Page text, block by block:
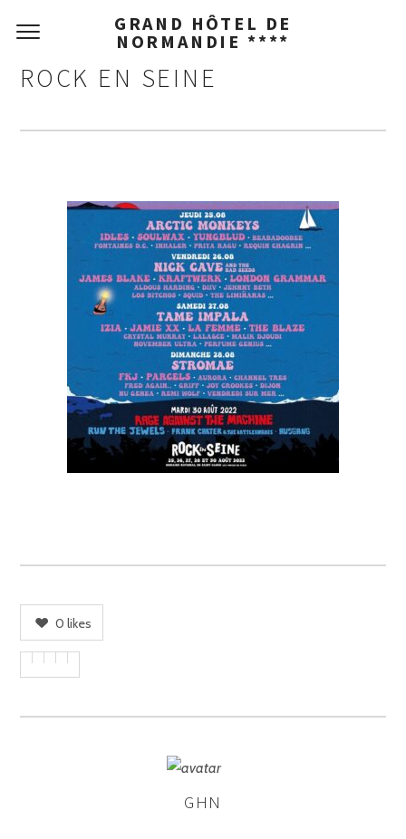
GRAND HÔTEL DE
NORMANDIE ****
ROCK EN SEINE
0 likes
GHN